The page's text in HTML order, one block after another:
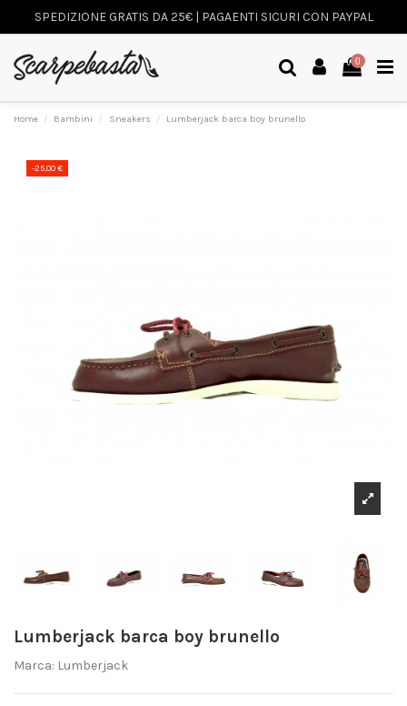
SPEDIZIONE GRATIS DA 25€ | PAGAENTI SICURI CON PAYPAL
0
Home Bambini Sneakers Lumberjack barca boy brunello
-25,00 €
Lumberjack barca boy brunello
Marca: Lumberjack